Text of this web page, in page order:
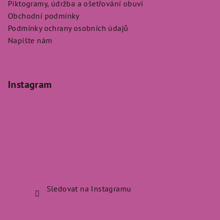
Piktogramy, údržba a ošetřování obuvi
Obchodní podmínky
Podmínky ochrany osobních údajů
Napište nám
Instagram
Sledovat na Instagramu